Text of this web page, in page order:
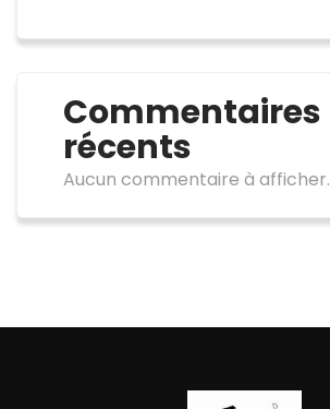
Commentaires
récents
Aucun commentaire à afficher.